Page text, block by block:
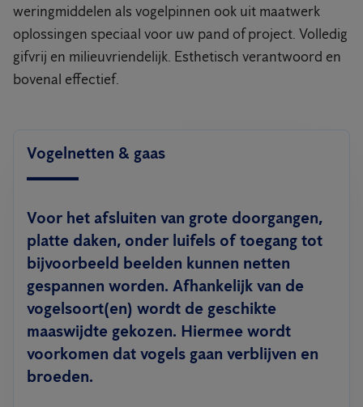
weringmiddelen als vogelpinnen ook uit maatwerk
oplossingen speciaal voor uw pand of project. Volledig
gifvrij en milieuvriendelijk. Esthetisch verantwoord en
bovenal effectief.
Vogelnetten & gaas
Voor het afsluiten van grote doorgangen,
platte daken, onder luifels of toegang tot
bijvoorbeeld beelden kunnen netten
gespannen worden. Afhankelijk van de
vogelsoort(en) wordt de geschikte
maaswijdte gekozen. Hiermee wordt
voorkomen dat vogels gaan verblijven en
broeden.